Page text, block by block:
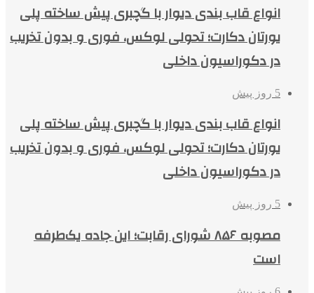
انواع قاب بندی دیوار با گچبری پیش ساخته پلی
یورتان دکارت؛ تحولی لوکس، فوری و بدون تخریب
در دکوراسیون داخلی
5 روز پیش
انواع قاب بندی دیوار با گچبری پیش ساخته پلی
یورتان دکارت؛ تحولی لوکس، فوری و بدون تخریب
در دکوراسیون داخلی
5 روز پیش
مصوبه ۸۵۶ شورای رقابت؛ این جاده یک‌طرفه
است